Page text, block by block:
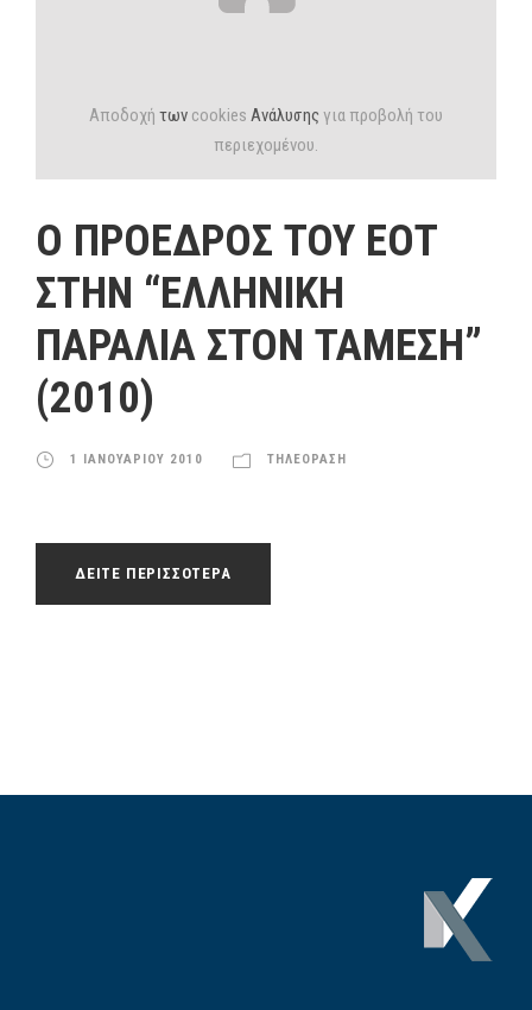
Αποδοχή των cookies Ανάλυσης για προβολή του
περιεχομένου.
Ο ΠΡΟΕΔΡΟΣ ΤΟΥ ΕΟΤ
ΣΤΗΝ “ΕΛΛΗΝΙΚΗ
ΠΑΡΑΛΙΑ ΣΤΟΝ ΤΑΜΕΣΗ”
(2010)
1 ΙΑΝΟΥΑΡΙΟΥ 2010 ΤΗΛΕΟΡΑΣΗ
ΔΕΙΤΕ ΠΕΡΙΣΣΟΤΕΡΑ